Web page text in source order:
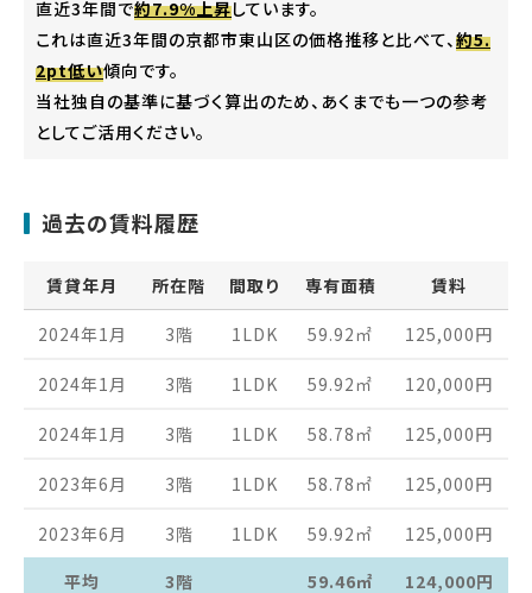
直近3年間で約7.9%上昇しています。
これは直近3年間の京都市東山区の価格推移と比べて、 約5.
2pt低い傾向です。
当社独自の基準に基づく算出のため、あくまでも一つの参考
としてご活用ください。
過去の賃料履歴
賃貸年月 所在階 間取り 専有面積 賃料
2024年1月 3階 1LDK 59.92 ㎡ 125,000円
2024年1月 3階 1LDK 59.92 ㎡ 120,000円
2024年1月 3階 1LDK 58.78 ㎡ 125,000円
2023年6月 3階 1LDK 58.78 ㎡ 125,000円
2023年6月 3階 1LDK 59.92 ㎡ 125,000円
平均
3階 59.46㎡ 124,000円